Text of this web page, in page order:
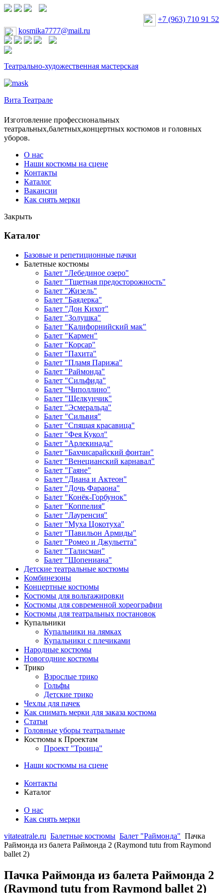
+7 (963) 710 91 52
kosmika7777@mail.ru
Театрально-художественная мастерская
Вита Театрале
Изготовление профессиональных
театральных,балетных,концертных костюмов и головных
уборов.
О нас
Наши костюмы на сцене
Контакты
Каталог
Вакансии
Как снять мерки
Закрыть
Каталог
Базовые и репетиционные пачки
Балетные костюмы
Балет "Лебединое озеро"
Балет "Тщетная предосторожность"
Балет "Жизель"
Балет "Баядерка"
Балет "Дон Кихот"
Балет "Золушка"
Балет "Калифорнийский мак"
Балет "Кармен"
Балет "Корсар"
Балет "Пахита"
Балет "Пламя Парижа"
Балет "Раймонда"
Балет "Сильфида"
Балет "Чиполлино"
Балет "Щелкунчик"
Балет "Эсмеральда"
Балет "Сильвия"
Балет "Спящая красавица"
Балет "Фея Кукол"
Балет "Арлекинада"
Балет "Бахчисарайский фонтан"
Балет "Венецианский карнавал"
Балет "Гаяне"
Балет "Диана и Актеон"
Балет "Дочь Фараона"
Балет "Конёк-Горбунок"
Балет "Коппелия"
Балет "Лауренсия"
Балет "Муха Цокотуха"
Балет "Павильон Армиды"
Балет "Ромео и Джульетта"
Балет "Талисман"
Балет "Шопениана"
Детские театральные костюмы
Комбинезоны
Концертные костюмы
Костюмы для вольтажировки
Костюмы для современной хореографии
Костюмы для театральных постановок
Купальники
Купальники на лямках
Купальники с плечиками
Народные костюмы
Новогодние костюмы
Трико
Взрослые трико
Гольфы
Детские трико
Чехлы для пачек
Как снимать мерки для заказа костюма
Статьи
Головные уборы театральные
Костюмы к Проектам
Проект "Троица"
Наши костюмы на сцене
Контакты
Каталог
О нас
Как снять мерки
vitateatrale.ru Балетные костюмы Балет "Раймонда" Пачка
Раймонда из балета Раймонда 2 (Raymond tutu from Raymond
ballet 2)
Пачка Раймонда из балета Раймонда 2
(Raymond tutu from Raymond ballet 2)